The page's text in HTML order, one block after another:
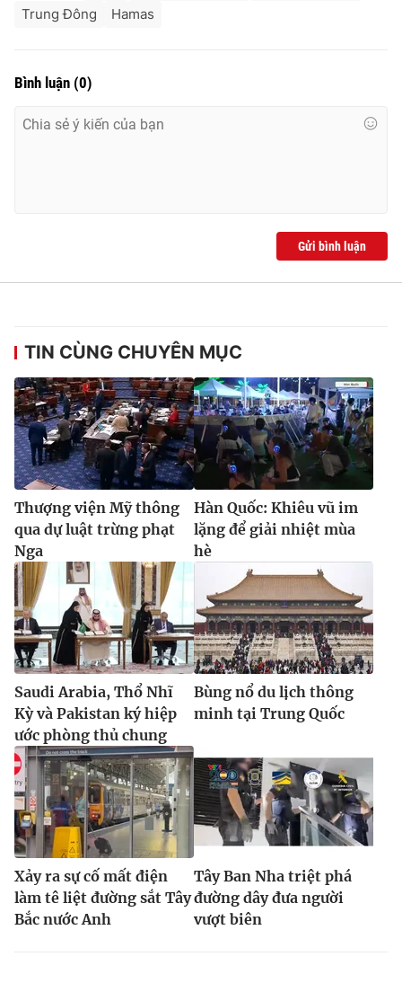
Trung Đông
Hamas
Bình luận (0)
Gửi bình luận
TIN CÙNG CHUYÊN MỤC
Thượng viện Mỹ thông
qua dự luật trừng phạt
Nga
Hàn Quốc: Khiêu vũ im
lặng để giải nhiệt mùa
hè
Saudi Arabia, Thổ Nhĩ
Kỳ và Pakistan ký hiệp
ước phòng thủ chung
Bùng nổ du lịch thông
minh tại Trung Quốc
Xảy ra sự cố mất điện
làm tê liệt đường sắt Tây
Bắc nước Anh
Tây Ban Nha triệt phá
đường dây đưa người
vượt biên